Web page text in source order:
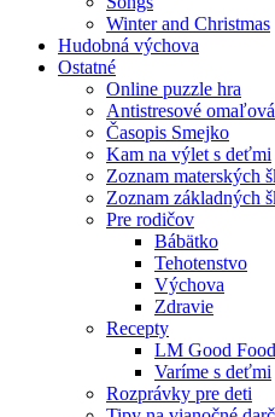
Winter and Christmas
Hudobná výchova
Ostatné
Online puzzle hra
Antistresové
Časopis Smejko
Kam na výlet s deťmi
Zoznam materských
Zoznam základných
Pre rodičov
Bábätko
Tehotenstvo
Výchova
Zdravie
Recepty
LM Good
Varíme s deťmi
Rozprávky pre deti